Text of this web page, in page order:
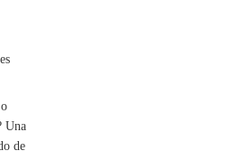
Una
de